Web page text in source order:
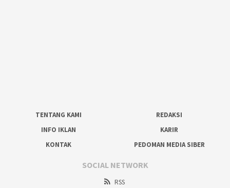
TENTANG KAMI
REDAKSI
INFO IKLAN
KARIR
KONTAK
PEDOMAN MEDIA SIBER
SOCIAL NETWORK
RSS